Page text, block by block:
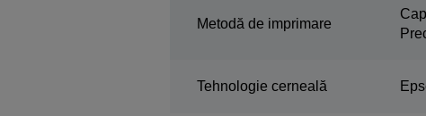
Metodă de imprimare
Tehnologie cerneală